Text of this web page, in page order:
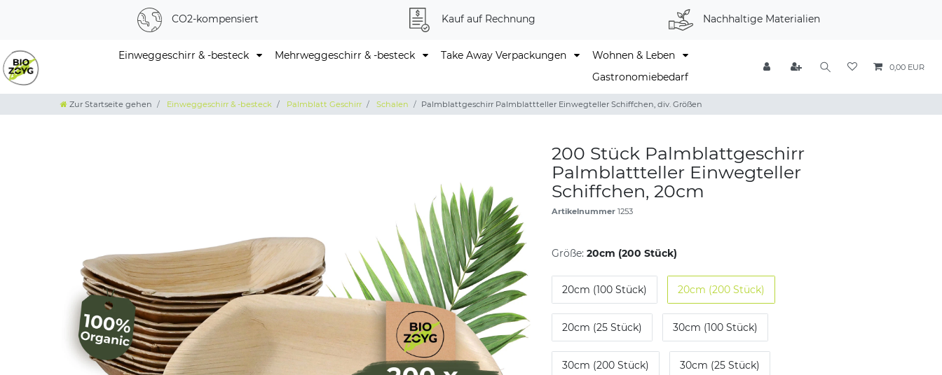
CO2-kompensiert Kauf auf Rechnung Nachhaltige Materialien
Einweggeschirr & -besteck Mehrweggeschirr & -besteck Take Away Verpackungen
Wohnen & Leben
Gastronomiebedarf
0,00 EUR
Zur Startseite gehen Einweggeschirr & -besteck Palmblatt Geschirr Schalen Palmblattgeschirr Palmblattteller Einwegteller Schiffchen, div. Größen
200 Stück Palmblattgeschirr
Palmblattteller Einwegteller
Schiffchen, 20cm
Artikelnummer 1253
Größe: 20cm (200 Stück)
20cm (100 Stück) 20cm (200 Stück)
20cm (25 Stück) 30cm (100 Stück)
30cm (200 Stück) 30cm (25 Stück)